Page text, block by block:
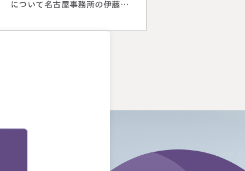
について名古屋事務所の伊藤昌
お世話になりました。 〈満足度
度も教えて下さいました。 ③お
面的に頼れる能力とスキルが…